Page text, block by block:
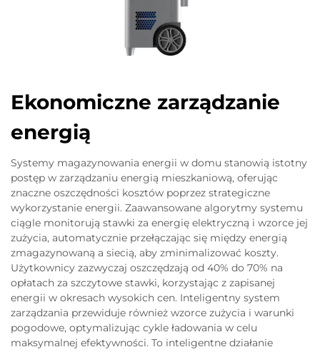
Ekonomiczne zarządzanie
energią
Systemy magazynowania energii w domu stanowią istotny
postęp w zarządzaniu energią mieszkaniową, oferując
znaczne oszczędności kosztów poprzez strategiczne
wykorzystanie energii. Zaawansowane algorytmy systemu
ciągle monitorują stawki za energię elektryczną i wzorce jej
zużycia, automatycznie przełączając się między energią
zmagazynowaną a siecią, aby zminimalizować koszty.
Użytkownicy zazwyczaj oszczędzają od 40% do 70% na
opłatach za szczytowe stawki, korzystając z zapisanej
energii w okresach wysokich cen. Inteligentny system
zarządzania przewiduje również wzorce zużycia i warunki
pogodowe, optymalizując cykle ładowania w celu
maksymalnej efektywności. To inteligentne działanie